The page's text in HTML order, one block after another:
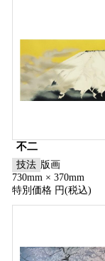
不二
技法 版画
730mm × 370mm
特別価格 円(税込)